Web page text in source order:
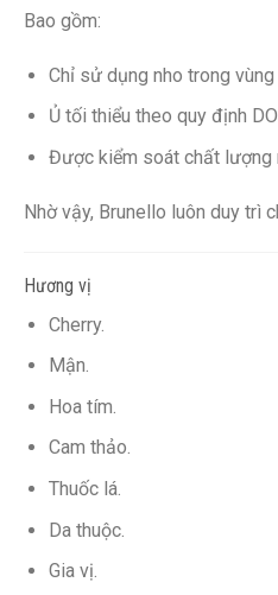
Bao gồm:
Chỉ sử dụng nho trong vùng
Ủ tối thiểu theo quy định
Được kiểm soát chất lượng
Nhờ vậy, Brunello luôn duy trì
Hương vị
Cherry.
Mận.
Hoa tím.
Cam thảo.
Thuốc lá.
Da thuộc.
Gia vị.